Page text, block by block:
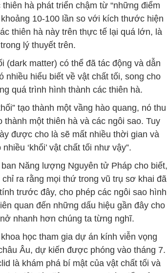
hà phát triển chậm từ “những điểm
10-100 lần so với kích thước hiện
thiên hà này trên thực tế lại quá lớn, là
lý thuyết trên.
(dark matter) có thể đã tác động và dẫn
nhiều hiểu biết về vật chất tối, song cho
quá trình hình thành các thiên hà.
tạo thành một vầng hào quang, nó thu
một thiên hà và các ngôi sao. Tuy
được cho là sẽ mất nhiều thời gian và
‘khối’ vật chất tối như vậy”.
Năng lượng Nguyên tử Pháp cho biết,
ra rằng mọi thứ trong vũ trụ sơ khai đã
trước đây, cho phép các ngôi sao hình
quan đến những dấu hiệu gần đây cho
nhanh hơn chúng ta từng nghĩ.
học tham gia dự án kính viễn vọng
Âu, dự kiến được phóng vào tháng 7.
là khám phá bí mật của vật chất tối và